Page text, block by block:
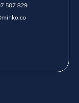
507 829